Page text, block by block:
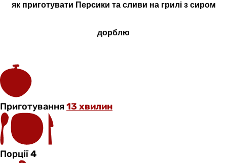
як приготувати Персики та сливи на грилі з сиром
дорблю
Приготування13 хвилин
Порції4